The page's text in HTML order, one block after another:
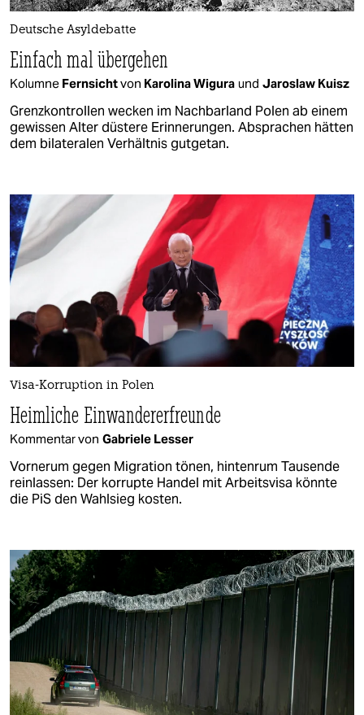
Deutsche Asyldebatte
Einfach mal übergehen
Kolumne Fernsichtvon Karolina Wigura und Jaroslaw Kuisz
Grenzkontrollen wecken im Nachbarland Polen ab einem
gewissen Alter düstere Erinnerungen. Absprachen hätten
dem bilateralen Verhältnis gutgetan.
Visa-Korruption in Polen
Heimliche Einwandererfreunde
Kommentar von Gabriele Lesser
Vornerum gegen Migration tönen, hintenrum Tausende
reinlassen: Der korrupte Handel mit Arbeitsvisa könnte
die PiS den Wahlsieg kosten.